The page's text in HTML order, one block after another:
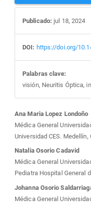
Publicado: jul 18, 2024
DOI: https://doi.org/
Palabras clave:
visión, Neuritis Óptica,
del
artículo
Ana Maria Lopez Londoño
Médica General
Universidad CES. Medellín,
Natalia Osorio Cadavid
Médica General
Pediatra Hospital General
Johanna Osorio
Médica General